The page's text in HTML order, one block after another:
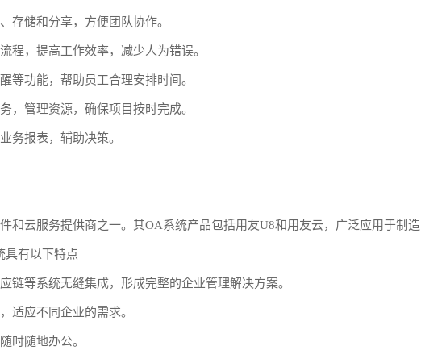
存储和分享，方便团队协作。
程，提高工作效率，减少人为错误。
等功能，帮助员工合理安排时间。
，管理资源，确保项目按时完成。
务报表，辅助决策。
和云服务提供商之一。其OA系统产品包括用友U8和用友云，广泛应用于制造
具有以下特点
链等系统无缝集成，形成完整的企业管理解决方案。
适应不同企业的需求。
时随地办公。